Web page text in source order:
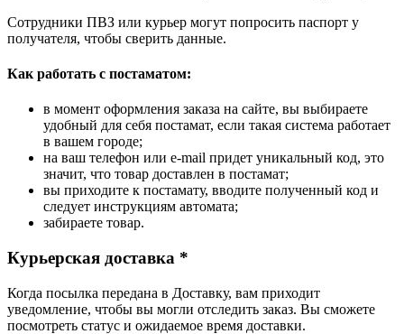
Сотрудники ПВЗ или курьер могут попросить паспорт у
получателя, чтобы сверить данные.
Как работать с постаматом:
в момент оформления заказа на сайте, вы выбираете
удобный для себя постамат, если такая система работает
в вашем городе;
на ваш телефон или e-mail придет уникальный код, это
значит, что товар доставлен в постамат;
вы приходите к постамату, вводите полученный код и
следует инструкциям автомата;
забираете товар.
Курьерская доставка *
Когда посылка передана в Доставку, вам приходит
уведомление, чтобы вы могли отследить заказ. Вы сможете
посмотреть статус и ожидаемое время доставки.